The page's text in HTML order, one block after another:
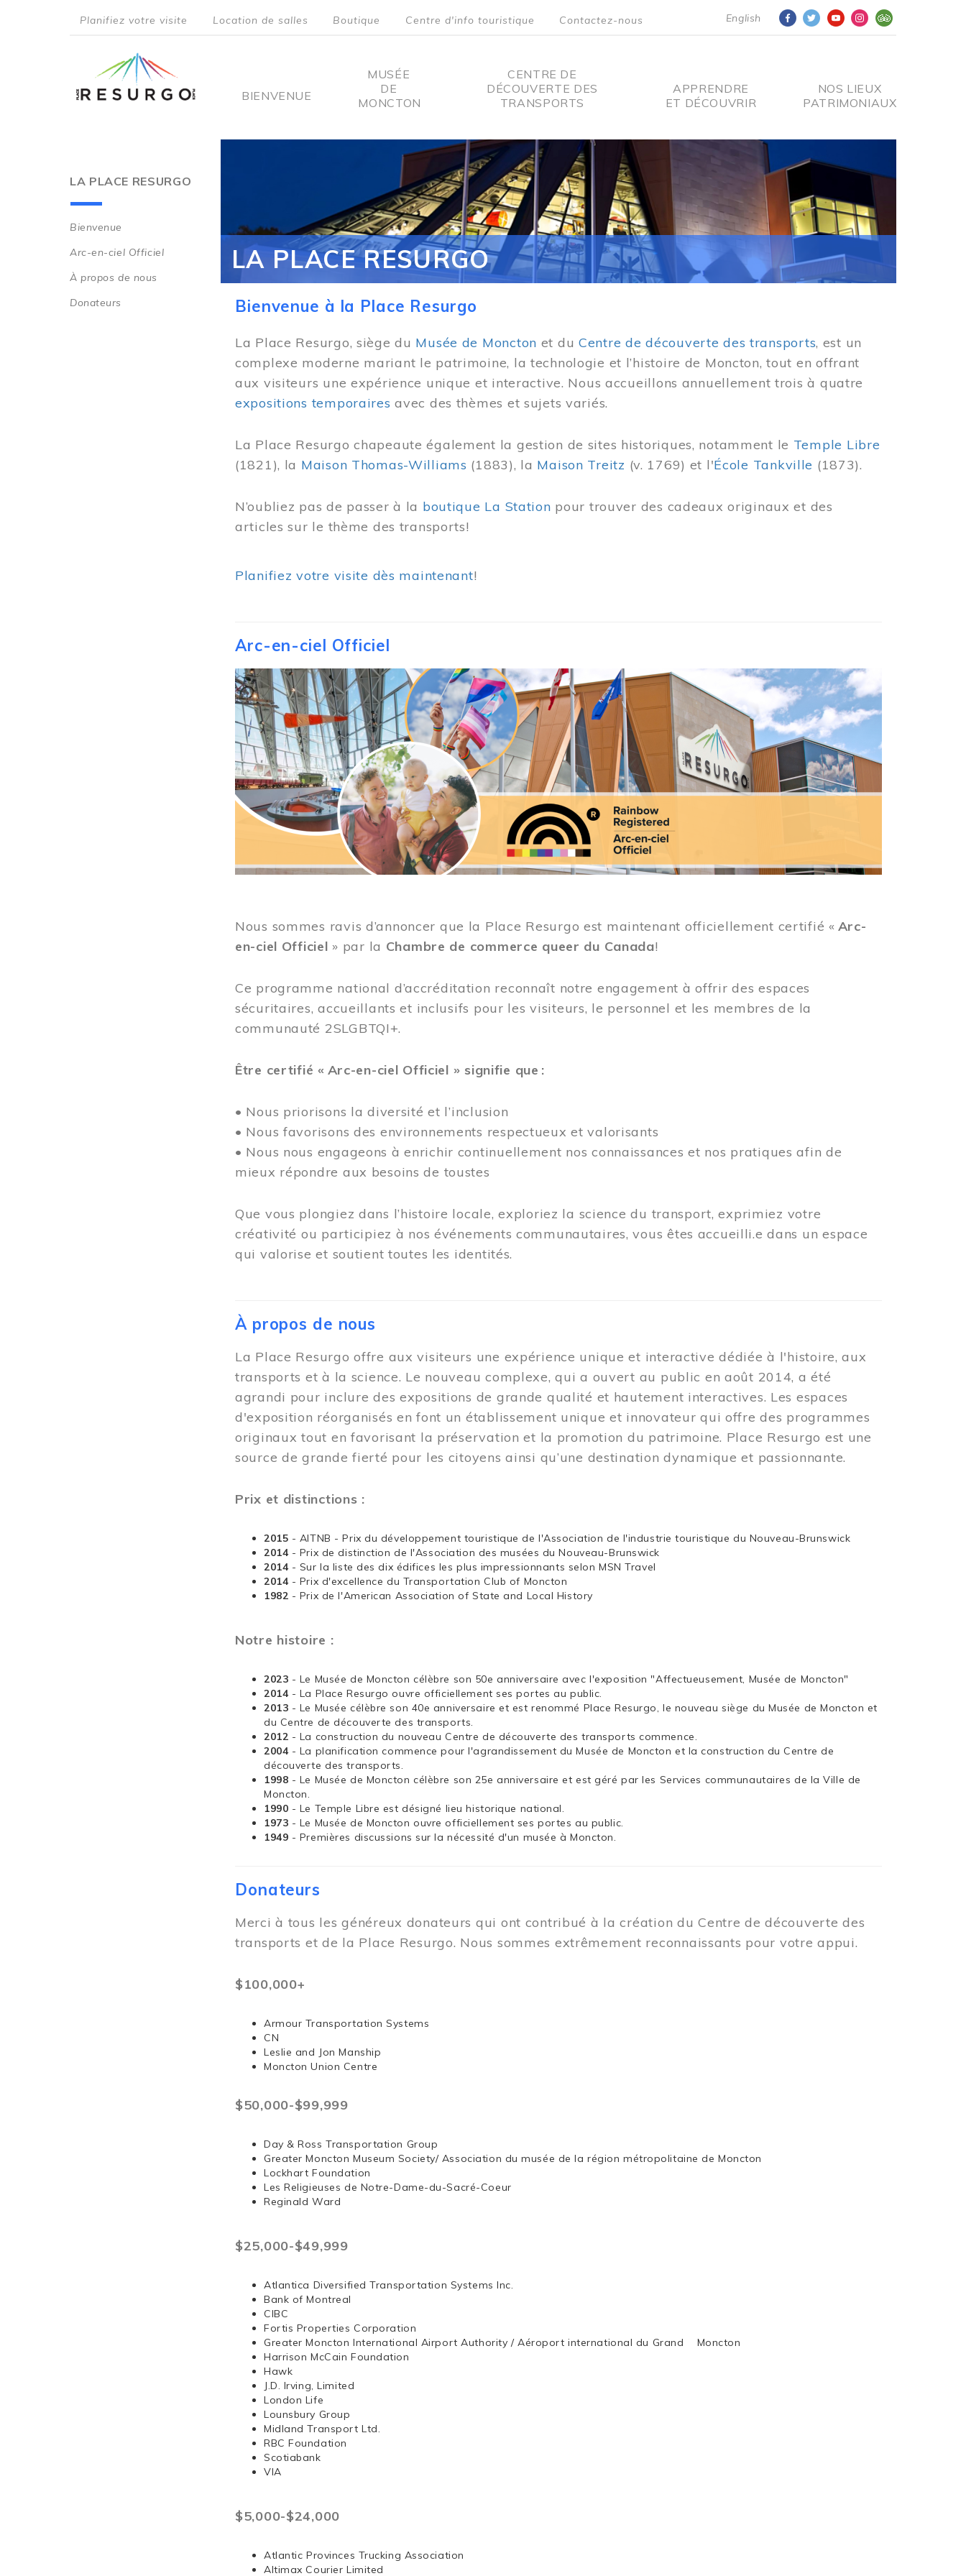
English
menu
Planifiez votre visite Location de salles Boutique Centre d'info touristique Contactez-nous
Main
BIENVENUE
MUSÉE
DE
MONCTON
CENTRE DE
DÉCOUVERTE DES
TRANSPORTS
APPRENDRE
ET DÉCOUVRIR
NOS LIEUX
PATRIMONIAUX
LA PLACE RESURGO
Main
navigation
Bienvenue
Arc-en-ciel Officiel
À propos de nous
Donateurs
LA PLACE RESURGO
Bienvenue à la Place Resurgo
La Place Resurgo, siège du Musée de Moncton et duCentre de découverte des transports, est un
complexe moderne mariant le patrimoine, la technologie et l’histoire de Moncton, tout en offrant
aux visiteurs une expérience unique et interactive. Nous accueillons annuellement trois à quatre
expositions temporaires avec des thèmes et sujets variés.
La Place Resurgo chapeaute également la gestion de sites historiques, notamment le Temple Libre
(1821), la Maison Thomas-Williams (1883), la Maison Treitz (v. 1769) et l'École Tankville (1873).
N’oubliez pas de passer à la boutique La Station pour trouver des cadeaux originaux et des
articles sur le thème des transports!
Planifiez votre visite dès maintenant!
Arc-en-ciel Officiel
Image
Nous sommes ravis d’annoncer que la Place Resurgo est maintenant officiellement certifié « Arc-
en-ciel Officiel » par la Chambre de commerce queer du Canada!
Ce programme national d’accréditation reconnaît notre engagement à offrir des espaces
sécuritaires, accueillants et inclusifs pour les visiteurs, le personnel et les membres de la
communauté 2SLGBTQI+.
Être certifié « Arc-en-ciel Officiel » signifie que :
• Nous priorisons la diversité et l’inclusion
• Nous favorisons des environnements respectueux et valorisants
• Nous nous engageons à enrichir continuellement nos connaissances et nos pratiques afin de
mieux répondre aux besoins de toustes
Que vous plongiez dans l’histoire locale, exploriez la science du transport, exprimiez votre
créativité ou participiez à nos événements communautaires, vous êtes accueilli.e dans un espace
qui valorise et soutient toutes les identités.
À propos de nous
La Place Resurgo offre aux visiteurs une expérience unique et interactive dédiée à l'histoire, aux
transports et à la science. Le nouveau complexe, qui a ouvert au public en août 2014, a été
agrandi pour inclure des expositions de grande qualité et hautement interactives. Les espaces
d'exposition réorganisés en font un établissement unique et innovateur qui offre des programmes
originaux tout en favorisant la préservation et la promotion du patrimoine. Place Resurgo est une
source de grande fierté pour les citoyens ainsi qu’une destination dynamique et passionnante.
Prix et distinctions :
2015 - AITNB - Prix du développement touristique de l'Association de l'industrie touristique du Nouveau-Brunswick
2014 - Prix de distinction de l'Association des musées du Nouveau-Brunswick
2014 - Sur la liste des dix édifices les plus impressionnants selon MSN Travel
2014 - Prix d'excellence du Transportation Club of Moncton
1982 - Prix de l'American Association of State and Local History
Notre histoire :
2023 - Le Musée de Moncton célèbre son 50e anniversaire avec l'exposition "Affectueusement, Musée de Moncton"
2014 - La Place Resurgo ouvre officiellement ses portes au public.
2013 - Le Musée célèbre son 40e anniversaire et est renommé Place Resurgo, le nouveau siège du Musée de Moncton et
du Centre de découverte des transports.
2012 - La construction du nouveau Centre de découverte des transports commence.
2004 - La planification commence pour l'agrandissement du Musée de Moncton et la construction du Centre de
découverte des transports.
1998 - Le Musée de Moncton célèbre son 25e anniversaire et est géré par les Services communautaires de la Ville de
Moncton.
1990 - Le Temple Libre est désigné lieu historique national.
1973 - Le Musée de Moncton ouvre officiellement ses portes au public.
1949 - Premières discussions sur la nécessité d'un musée à Moncton.
Donateurs
Merci à tous les généreux donateurs qui ont contribué à la création du Centre de découverte des
transports et de la Place Resurgo. Nous sommes extrêmement reconnaissants pour votre appui.
$100,000+
Armour Transportation Systems
CN
Leslie and Jon Manship
Moncton Union Centre
$50,000-$99,999
Day & Ross Transportation Group
Greater Moncton Museum Society/ Association du musée de la région métropolitaine de Moncton
Lockhart Foundation
Les Religieuses de Notre-Dame-du-Sacré-Coeur
Reginald Ward
$25,000-$49,999
Atlantica Diversified Transportation Systems Inc.
Bank of Montreal
CIBC
Fortis Properties Corporation
Greater Moncton International Airport Authority / Aéroport international du Grand Moncton
Harrison McCain Foundation
Hawk
J.D. Irving, Limited
London Life
Lounsbury Group
Midland Transport Ltd.
RBC Foundation
Scotiabank
VIA
$5,000-$24,000
Atlantic Provinces Trucking Association
Altimax Courier Limited